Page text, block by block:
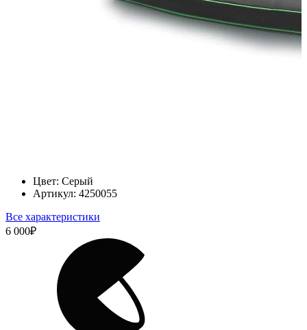
Цвет: Серый
Артикул: 4250055
Все характеристики
6 000₽